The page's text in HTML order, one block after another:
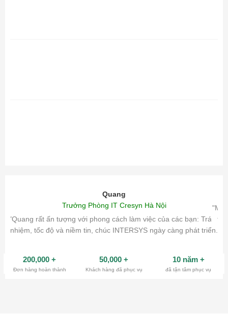
Quang
Trưởng Phòng IT Cresyn Hà Nội
"Quang rất ấn tượng với phong cách làm việc của các bạn: Trách
nhiệm, tốc độ và niềm tin, chúc INTERSYS ngày càng phát triển.
200,000 +
Đơn hàng hoàn thành
50,000 +
Khách hàng đã phục vụ
10 năm +
đã tận tâm phục vụ